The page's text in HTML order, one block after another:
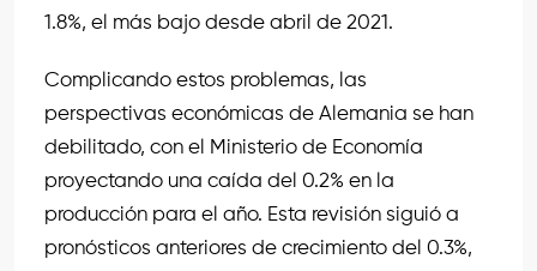
1.8%, el más bajo desde abril de 2021.
Complicando estos problemas, las
perspectivas económicas de Alemania se han
debilitado, con el Ministerio de Economía
proyectando una caída del 0.2% en la
producción para el año. Esta revisión siguió a
pronósticos anteriores de crecimiento del 0.3%,